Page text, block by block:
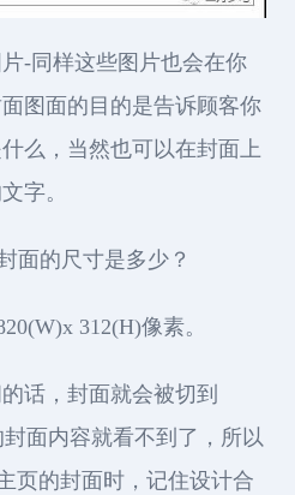
-同样这些图片也会在你
图面的目的是告诉顾客你
么，当然也可以在封面上
字。
面的尺寸是多少？
312(H)像素。
话，封面就会被切到
面内容就看不到了，所以
页的封面时，记住设计合